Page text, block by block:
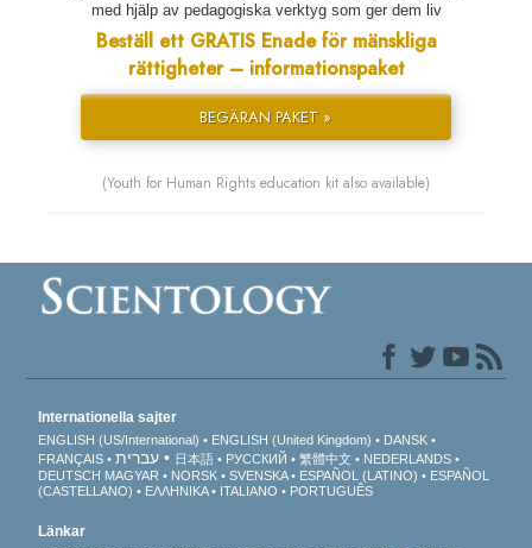
med hjälp av pedagogiska verktyg som ger dem liv
Beställ ett GRATIS Enade för mänskliga
rättigheter – informationspaket
BEGÄRAN PAKET »
(Youth for Human Rights education kit also available)
Internationella sajter
ENGLISH (US/International) ENGLISH (United Kingdom)
DANSK
FRANÇAIS
עברית 日本語 РУССКИЙ 繁體中文
NEDERLANDS
DEUTSCH MAGYAR NORSK SVENSKA ESPAÑOL (LATINO)
ESPAÑOL
(CASTELLANO)
ΕΛΛΗΝΙΚA ITALIANO PORTUGUÊS
Länkar